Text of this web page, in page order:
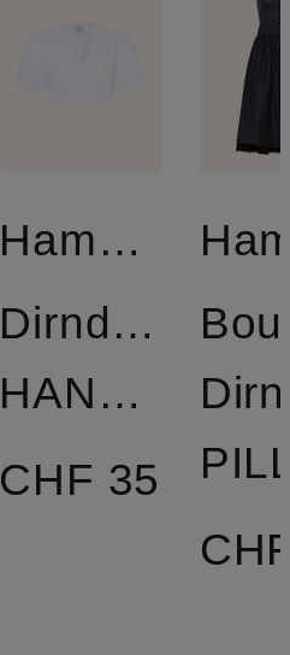
Hammerschmid
Dirndlbluse
HANNE
CHF 35